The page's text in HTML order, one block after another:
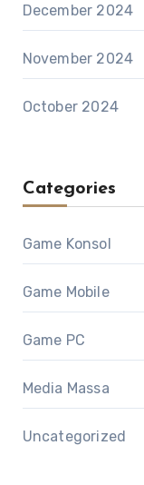
December 2024
November 2024
October 2024
Categories
Game Konsol
Game Mobile
Game PC
Media Massa
Uncategorized